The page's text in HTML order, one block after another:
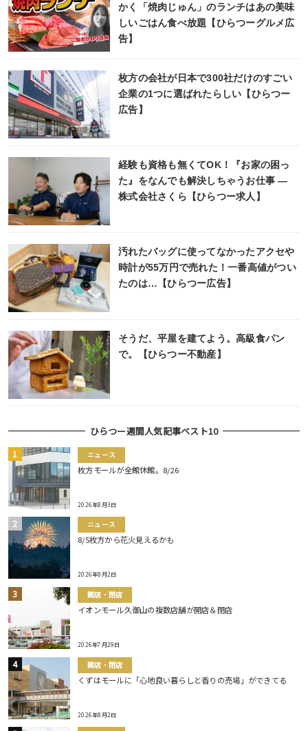
かく「焼肉じゅん」のランチはあの美味
しいごはん食べ放題【ひらつーグルメ広
告】
枚方の会社が日本で300社だけのすごい
企業の1つに選ばれたらしい【ひらつー
広告】
経験も資格も無くてOK！『お家の困っ
た』をなんでも解決しちゃうお仕事 ―
株式会社さくら【ひらつー求人】
汚れたバッグに使ってなかったアクセや
時計が55万円で売れた！一番高値がつい
たのは…【ひらつー広告】
そうだ、平屋を建てよう。高級食パン
で。【ひらつー不動産】
ひらつー週間人気記事ベスト10
ニュース
枚方モールが全館休館。8/26
2026年8月3日
ニュース
8/5枚方から花火見えるかも
2026年8月2日
開店・閉店
イオンモール久御山の複数店舗が開店＆閉店
2026年7月29日
開店・閉店
くずはモールに「心地良い暮らしと香りの売場」ができてる
2026年8月2日